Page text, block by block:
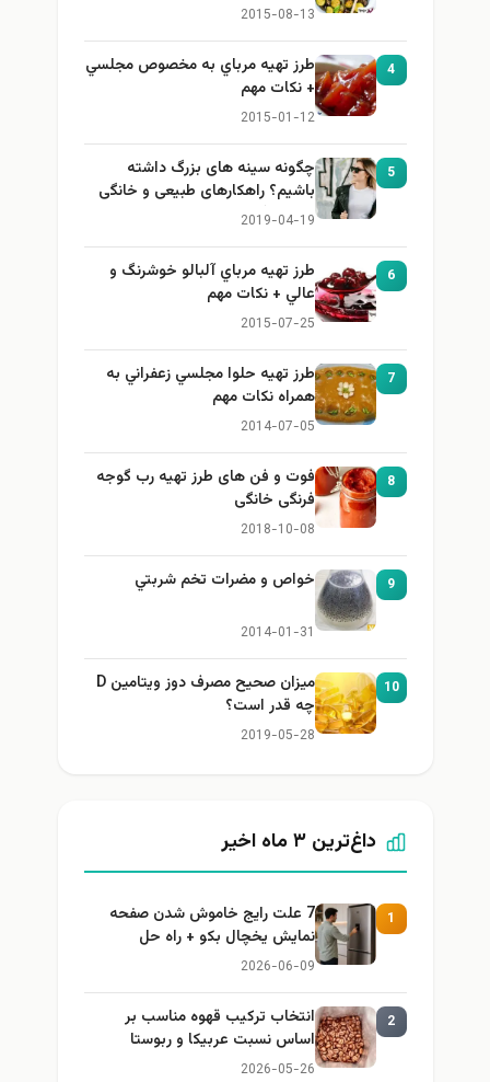
2015-08-13
4
طرز تهيه مرباي به مخصوص مجلسي
+ نكات مهم
2015-01-12
5
چگونه سینه های بزرگ داشته
باشیم؟ راهکارهای طبیعی و خانگی
برای بزرگ کردن سینه
2019-04-19
6
طرز تهيه مرباي آلبالو خوشرنگ و
عالي + نكات مهم
2015-07-25
7
طرز تهيه حلوا مجلسي زعفراني به
همراه نكات مهم
2014-07-05
8
فوت و فن های طرز تهیه رب گوجه
فرنگی خانگی
2018-10-08
9 خواص و مضرات تخم شربتي
2014-01-31
10
میزان صحیح مصرف دوز ویتامین D
چه قدر است؟
2019-05-28
داغ‌ترین ۳ ماه اخیر
1
7 علت رایج خاموش شدن صفحه
نمایش یخچال بکو + راه حل
2026-06-09
2
انتخاب ترکیب قهوه مناسب بر
اساس نسبت عربیکا و ربوستا
2026-05-26